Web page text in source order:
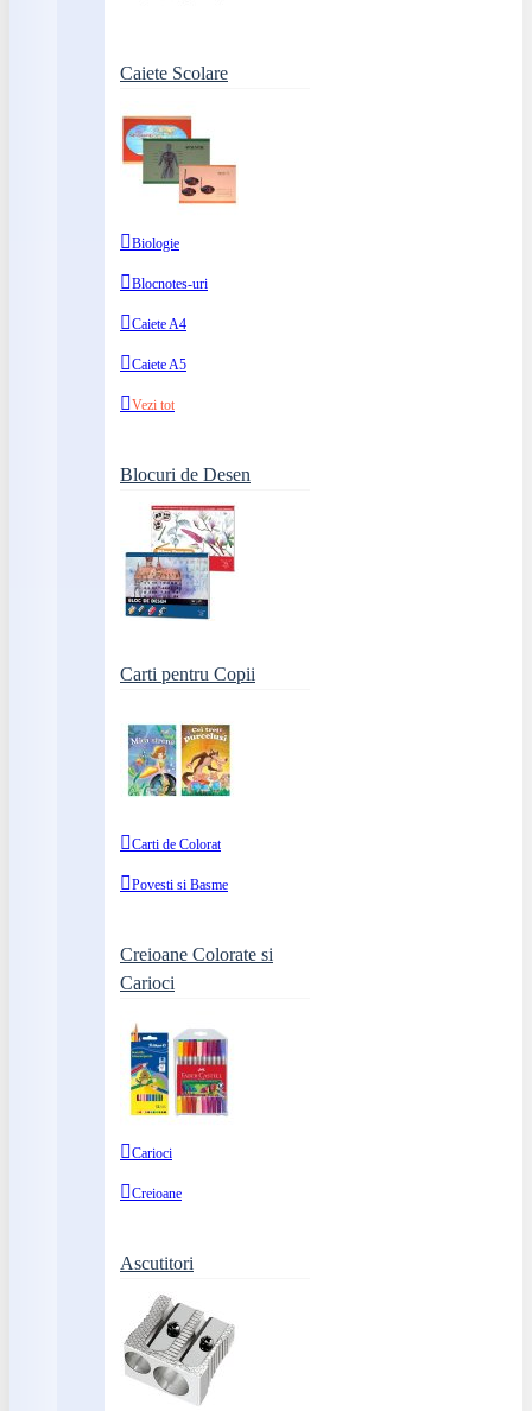
Caiete Scolare
Biologie
Blocnotes-uri
Caiete A4
Caiete A5
Vezi tot
Blocuri de Desen
Carti pentru Copii
Carti de Colorat
Povesti si Basme
Creioane Colorate si
Carioci
Carioci
Creioane
Ascutitori